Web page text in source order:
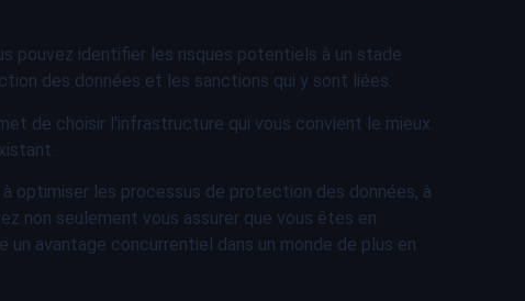
identifier les risques potentiels à un stade
des données et les sanctions qui y sont liées.
de choisir l'infrastructure qui vous convient le mieux.
optimiser les processus de protection des données, à
non seulement vous assurer que vous êtes en
avantage concurrentiel dans un monde de plus en